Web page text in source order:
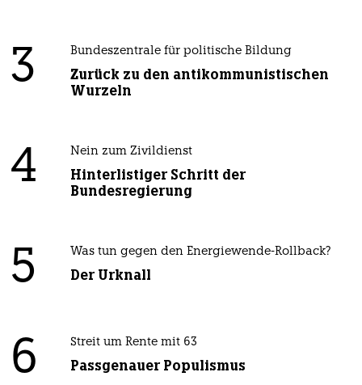
3 Bundeszentrale für politische Bildung
Zurück zu den antikommunistischen
Wurzeln
4 Nein zum Zivildienst
Hinterlistiger Schritt der
Bundesregierung
5 Was tun gegen den Energiewende-Rollback?
Der Urknall
6 Streit um Rente mit 63
Passgenauer Populismus